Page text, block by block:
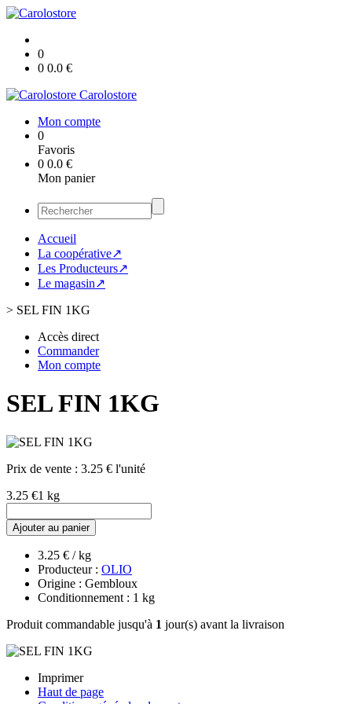
0
0 0.0 €
Carolostore
Mon compte
0
Favoris
0 0.0 €
Mon panier
Accueil
La coopérative↗
Les Producteurs↗
Le magasin↗
> SEL FIN 1KG
Accès direct
Commander
Mon compte
SEL FIN 1KG
Prix de vente : 3.25 € l'unité
3.25 €1 kg
Ajouter au panier
3.25 € / kg
Producteur : OLIO
Origine : Gembloux
Conditionnement : 1 kg
Produit commandable jusqu'à 1 jour(s) avant la livraison
Imprimer
Haut de page